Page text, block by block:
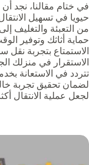
في ختام مقالنا، نجد
حيويا في تسهيل
من التعبئة والتغليف
حماية أثاثك وتوفير
الاستمتاع بتجربة نقل
الاستقرار في منزلك
تتردد في الاستعانة
لضمان تحقيق تجربة
لجعل عملية الانتقال